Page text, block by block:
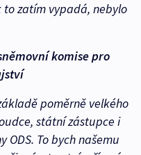
zatím vypadá, nebylo
komise pro
poměrně velkého
státní zástupce i
ODS. To bych našemu